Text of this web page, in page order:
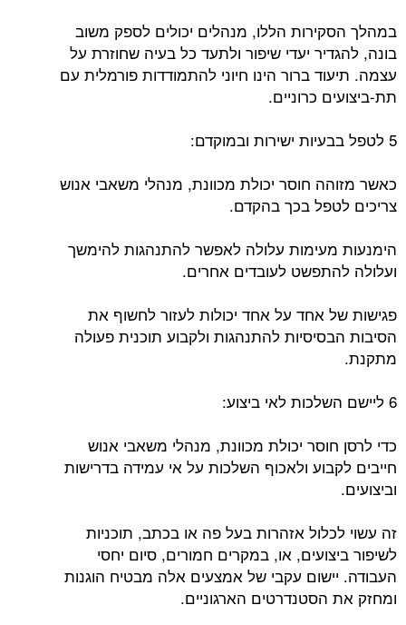
במהלך הסקירות הללו, מנהלים יכולים לספק משוב
בונה, להגדיר יעדי שיפור ולתעד כל בעיה שחוזרת על
עצמה. תיעוד ברור הינו חיוני להתמודדות פורמלית עם
תת-ביצועים כרוניים.
5 לטפל בבעיות ישירות ובמוקדם:
כאשר מזוהה חוסר יכולת מכוונת, מנהלי משאבי אנוש
צריכים לטפל בכך בהקדם.
הימנעות מעימות עלולה לאפשר להתנהגות להימשך
ועלולה להתפשט לעובדים אחרים.
פגישות של אחד על אחד יכולות לעזור לחשוף את
הסיבות הבסיסיות להתנהגות ולקבוע תוכנית פעולה
מתקנת.
6 ליישם השלכות לאי ביצוע:
כדי לרסן חוסר יכולת מכוונת, מנהלי משאבי אנוש
חייבים לקבוע ולאכוף השלכות על אי עמידה בדרישות
וביצועים.
זה עשוי לכלול אזהרות בעל פה או בכתב, תוכניות
לשיפור ביצועים, או, במקרים חמורים, סיום יחסי
העבודה. יישום עקבי של אמצעים אלה מבטיח הוגנות
ומחזק את הסטנדרטים הארגוניים.